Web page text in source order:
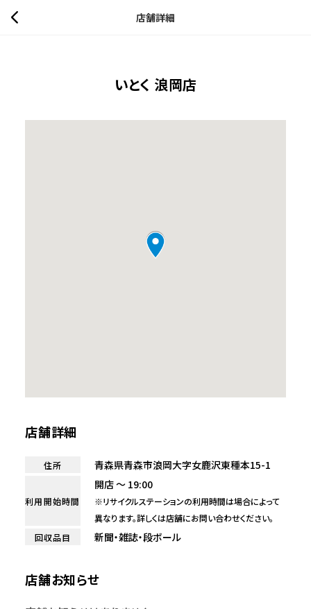
店舗詳細
いとく 浪岡店
店舗詳細
住所 青森県青森市浪岡大字女鹿沢東種本15-1
利用開始時間
開店 ～ 19:00
※リサイクルステーションの利用時間は場合によって
異なります。詳しくは店舗にお問い合わせください。
回収品目
新聞・雑誌・段ボール
店舗お知らせ